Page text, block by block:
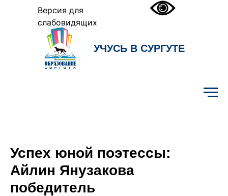
Версия для
слабовидящих
УЧУСЬ В СУРГУТЕ
Успех юной поэтессы:
Айлин Янузакова
победитель